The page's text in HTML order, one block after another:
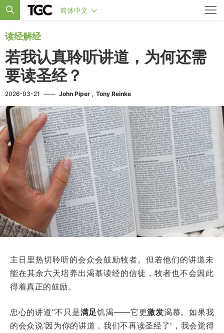
简体中文
读经解经
若我认真聆听讲道，为何还需
要读圣经？
2026-03-21 —— John Piper , Tony Reinke
主日里热切聆听的会众会鼓励牧者。但若他们的讲道未
能在其余六天培养出渴慕读经的信徒，牧者也不会因此
得着真正的鼓励。
忠心的讲道“不只是满足饥渴——它更激发渴慕。如果我
的会众说’因为你的讲道，我们不再读圣经了'，我会觉得